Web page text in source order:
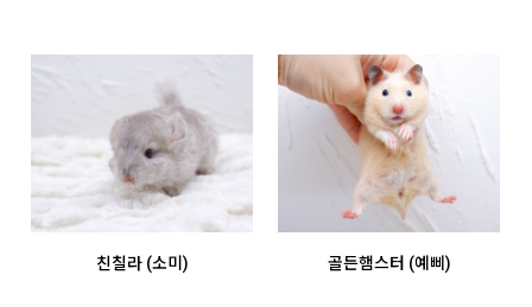
친칠라 (소미) 골든햄스터 (예삐)